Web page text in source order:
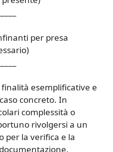
per presa
esemplificative e
concreto. In
complessità o
rivolgersi a un
per la verifica e la